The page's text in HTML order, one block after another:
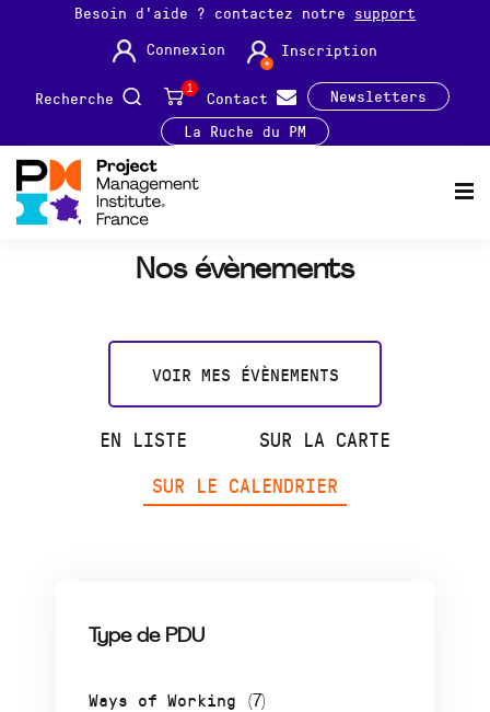
Besoin d'aide ? contactez notre support
Connexion
Inscription
Recherche 1 Contact
Newsletters
La Ruche du PM
Nos évènements
VOIR MES ÉVÈNEMENTS
EN LISTE
SUR LA CARTE
SUR LE CALENDRIER
Type de PDU
Ways of Working (7)